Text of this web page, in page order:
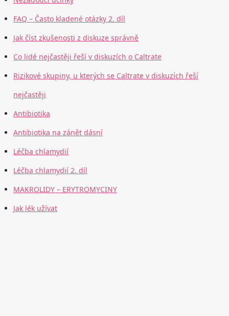
FAQ – Často kladené otázky 2. díl
Jak číst zkušenosti z diskuze správně
Co lidé nejčastěji řeší v diskuzích o Caltrate
Rizikové skupiny, u kterých se Caltrate v diskuzích řeší
nejčastěji
Antibiotika
Antibiotika na zánět dásní
Léčba chlamydií
Léčba chlamydií 2. díl
MAKROLIDY – ERYTROMYCINY
Jak lék užívat